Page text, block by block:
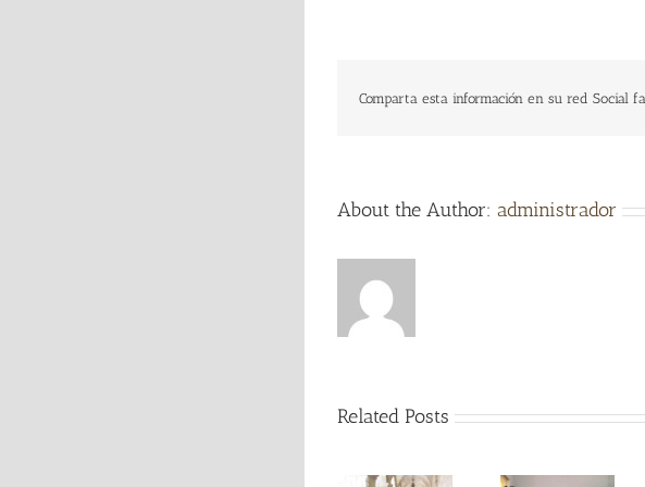
Comparta esta información en su red Social
About the Author: administrador
Related Posts
MUSEO DE